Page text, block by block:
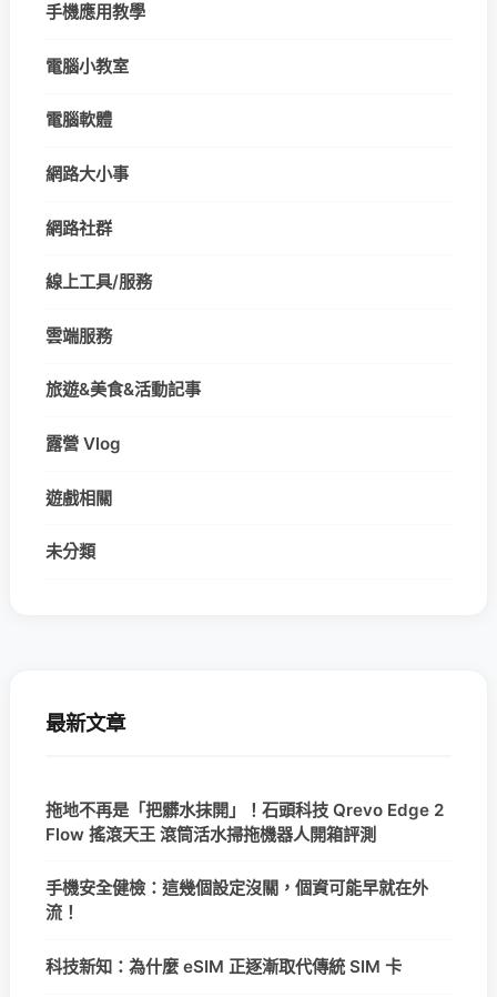
手機應用教學
電腦小教室
電腦軟體
網路大小事
網路社群
線上工具/服務
雲端服務
旅遊&美食&活動記事
露營 Vlog
遊戲相關
未分類
最新文章
拖地不再是「把髒水抹開」！石頭科技 Qrevo Edge 2
Flow 搖滾天王 滾筒活水掃拖機器人開箱評測
手機安全健檢：這幾個設定沒關，個資可能早就在外
流！
科技新知：為什麼 eSIM 正逐漸取代傳統 SIM 卡